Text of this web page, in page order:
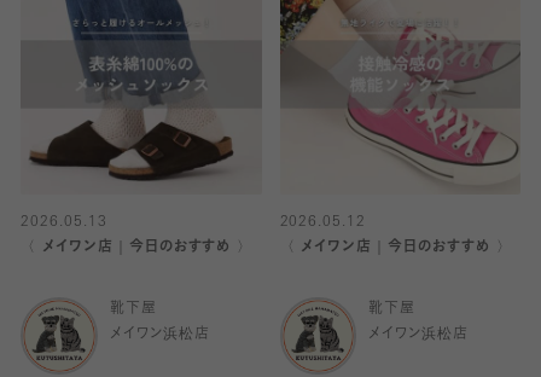
2026.05.13
〈 メイワン店｜今日のおすすめ 〉
靴下屋
メイワン浜松店
2026.05.12
〈 メイワン店｜今日のおすすめ 〉
靴下屋
メイワン浜松店